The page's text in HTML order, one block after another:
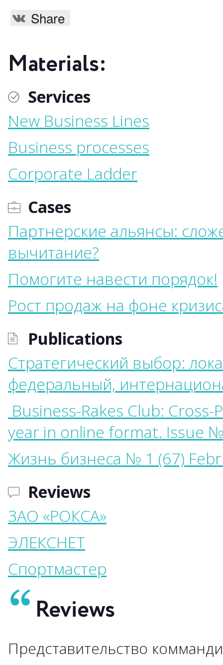
Share
Materials:
Services
New Business Lines
Business processes
Corporate Ladder
Cases
Партнерские альянсы:
вычитание?
Помогите навести порядок!
Рост продаж на фоне
Publications
Стратегический выбор:
федеральный,
Business-Rakes Club:
year in online format. Issue
Жизнь бизнеса № 1 (67)
Reviews
ЗАО «РОКСА»
ЭЛЕКСНЕТ
Спортмастер
Reviews
Представительство
→